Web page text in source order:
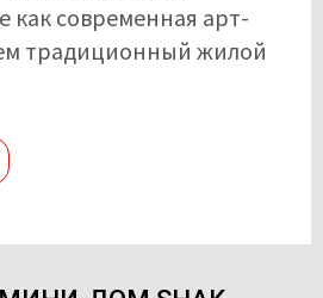
как современная арт-
традиционный жилой